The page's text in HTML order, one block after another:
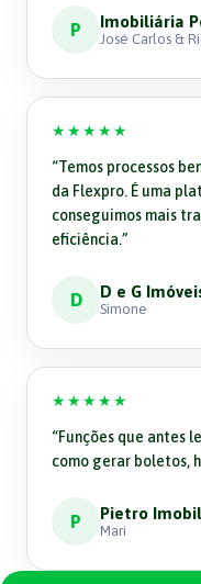
P Imobiliária
José Carlos &
★★★★★
“Temos processos
da Flexpro. É uma
conseguimos mais
eficiência.”
D D e G
Simone
★★★★★
“Funções que antes
como gerar boletos,
P Pietro
Mari